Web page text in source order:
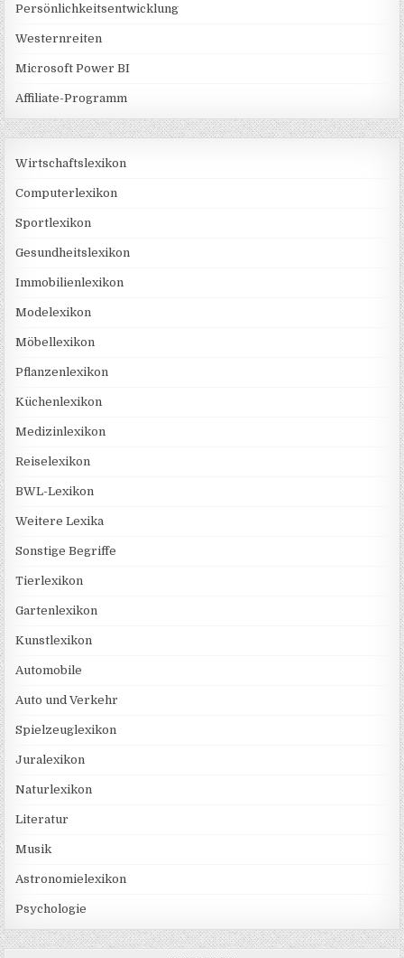
Persönlichkeitsentwicklung
Westernreiten
Microsoft Power BI
Affiliate-Programm
Wirtschaftslexikon
Computerlexikon
Sportlexikon
Gesundheitslexikon
Immobilienlexikon
Modelexikon
Möbellexikon
Pflanzenlexikon
Küchenlexikon
Medizinlexikon
Reiselexikon
BWL-Lexikon
Weitere Lexika
Sonstige Begriffe
Tierlexikon
Gartenlexikon
Kunstlexikon
Automobile
Auto und Verkehr
Spielzeuglexikon
Juralexikon
Naturlexikon
Literatur
Musik
Astronomielexikon
Psychologie